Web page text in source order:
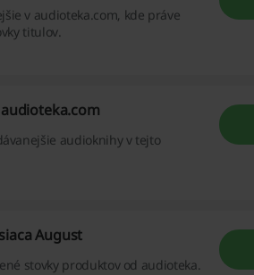
v audioteka.com, kde práve
titulov.
audioknihy v tejto
August
stovky produktov od audioteka.